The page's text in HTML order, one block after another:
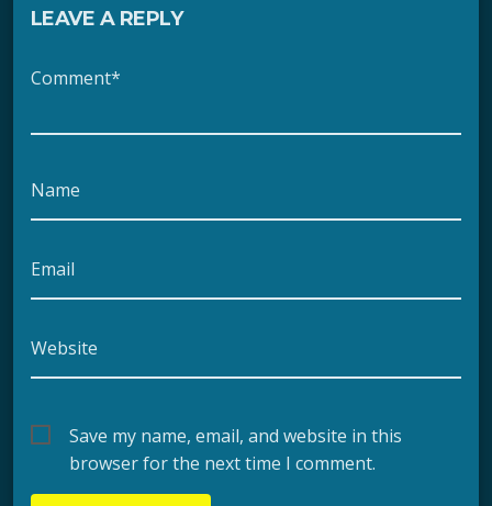
LEAVE A REPLY
Comment*
Name
Email
Website
Save my name, email, and website in this
browser for the next time I comment.